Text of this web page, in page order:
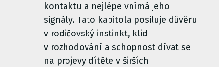
kontaktu a nejlépe vnímá jeho
signály. Tato kapitola posiluje důvěru
v rodičovský instinkt, klid
v rozhodování a schopnost dívat se
na projevy dítěte v širších